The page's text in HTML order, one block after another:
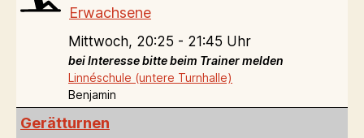
Erwachsene
Mittwoch, 20:25 - 21:45 Uhr
bei Interesse bitte beim Trainer melden
Linnéschule (untere Turnhalle)
Benjamin
Gerätturnen